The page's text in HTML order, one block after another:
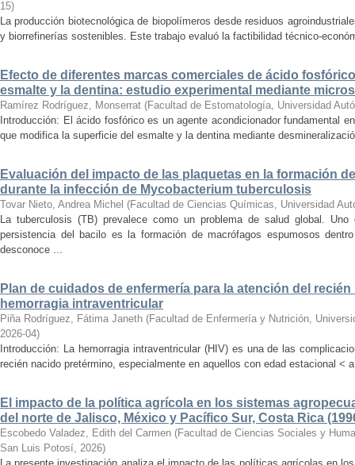
15)
La producción biotecnológica de biopolímeros desde residuos
y biorrefinerías sostenibles. Este trabajo evaluó la factibilidad técnico-
Efecto de diferentes marcas comerciales de ácido
esmalte y la dentina: estudio experimental mediante
Ramírez Rodríguez, Monserrat (Facultad de Estomatología, Universidad
Introducción: El ácido fosfórico es un agente acondicionador fundamental
que modifica la superficie del esmalte y la dentina mediante
Evaluación del impacto de las plaquetas en la formación
durante la infección de Mycobacterium tuberculosis
Tovar Nieto, Andrea Michel (Facultad de Ciencias Químicas, Universidad
La tuberculosis (TB) prevalece como un problema de salud global.
persistencia del bacilo es la formación de macrófagos espumosos
desconoce ...
Plan de cuidados de enfermería para la atención del
hemorragia intraventricular
Piña Rodríguez, Fátima Janeth (Facultad de Enfermería y Nutrición,
2026-04)
Introducción: La hemorragia intraventricular (HIV) es una de las
recién nacido pretérmino, especialmente en aquellos con edad estacional <
El impacto de la política agrícola en los sistemas
del norte de Jalisco, México y Pacífico Sur, Costa Rica
Escobedo Valadez, Edith del Carmen (Facultad de Ciencias Sociales y
San Luis Potosí, 2026)